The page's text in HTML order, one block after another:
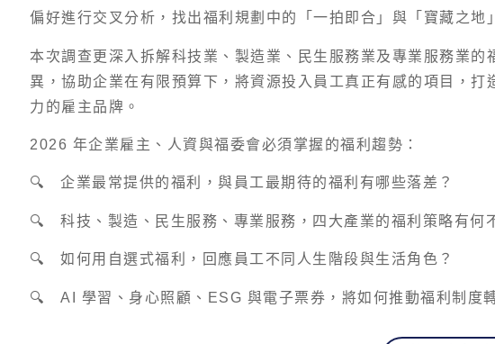
偏好進行交叉分析，找出福利規劃中的「一拍即合」與「寶藏之地
本次調查更深入拆解科技業、製造業、民生服務業及專業服務業的
異，協助企業在有限預算下，將資源投入員工真正有感的項目，打
力的雇主品牌。
2026 年企業雇主、人資與福委會必須掌握的福利趨勢：
🔍 企業最常提供的福利，與員工最期待的福利有哪些落差？
🔍 科技、製造、民生服務、專業服務，四大產業的福利策略有何
🔍 如何用自選式福利，回應員工不同人生階段與生活角色？
🔍 AI 學習、身心照顧、ESG 與電子票券，將如何推動福利制度